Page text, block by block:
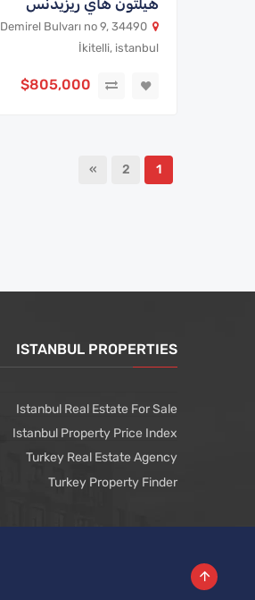
هيلتون هاي ريزيدنس
Bulvarı no 9, 34490
İkitelli, istanbul
$805,000
1
2
»
ISTANBUL PROPERTIES
Istanbul Real Estate For Sale
Istanbul Property Price Index
Turkey Real Estate Agency
Turkey Property Finder